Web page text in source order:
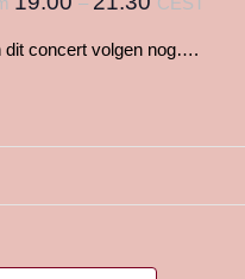
dit concert volgen nog….